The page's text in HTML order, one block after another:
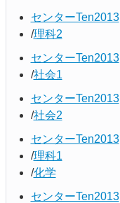
センターTen2013
理科2
センターTen2013
社会1
センターTen2013
社会2
センターTen2013
理科1
化学
センターTen2013